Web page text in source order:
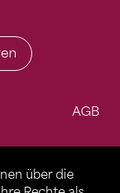
über die
AGB